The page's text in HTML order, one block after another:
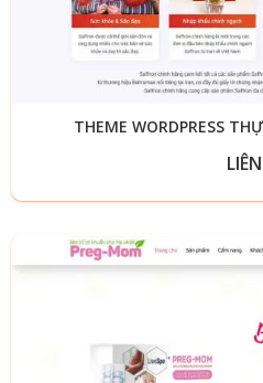
THEME WORDPRESS